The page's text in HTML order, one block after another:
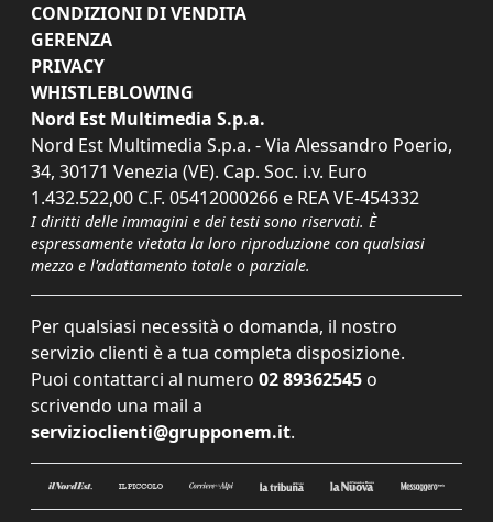
CONDIZIONI DI VENDITA
GERENZA
PRIVACY
WHISTLEBLOWING
Nord Est Multimedia S.p.a.
Nord Est Multimedia S.p.a. - Via Alessandro Poerio,
34, 30171 Venezia (VE). Cap. Soc. i.v. Euro
1.432.522,00 C.F. 05412000266 e REA VE-454332
I diritti delle immagini e dei testi sono riservati. È
espressamente vietata la loro riproduzione con qualsiasi
mezzo e l'adattamento totale o parziale.
Per qualsiasi necessità o domanda, il nostro
servizio clienti è a tua completa disposizione.
Puoi contattarci al numero 02 89362545 o
scrivendo una mail a
servizioclienti@grupponem.it.